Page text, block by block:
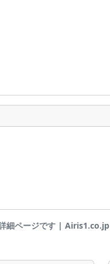
細ページです | Airis1.co.jp